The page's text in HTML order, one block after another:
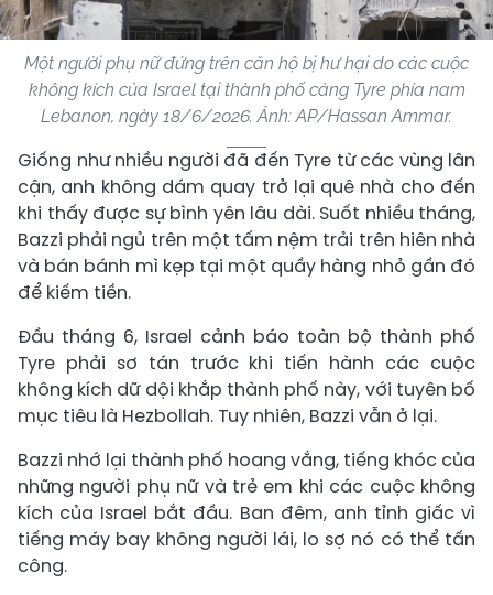
Một người phụ nữ đứng trên căn hộ bị hư hại do các cuộc
không kích của Israel tại thành phố cảng Tyre phía nam
Lebanon, ngày 18/6/2026. Ảnh: AP/Hassan Ammar.
Giống như nhiều người đã đến Tyre từ các vùng lân
cận, anh không dám quay trở lại quê nhà cho đến
khi thấy được sự bình yên lâu dài. Suốt nhiều tháng,
Bazzi phải ngủ trên một tấm nệm trải trên hiên nhà
và bán bánh mì kẹp tại một quầy hàng nhỏ gần đó
để kiếm tiền.
Đầu tháng 6, Israel cảnh báo toàn bộ thành phố
Tyre phải sơ tán trước khi tiến hành các cuộc
không kích dữ dội khắp thành phố này, với tuyên bố
mục tiêu là Hezbollah. Tuy nhiên, Bazzi vẫn ở lại.
Bazzi nhớ lại thành phố hoang vắng, tiếng khóc của
những người phụ nữ và trẻ em khi các cuộc không
kích của Israel bắt đầu. Ban đêm, anh tỉnh giấc vì
tiếng máy bay không người lái, lo sợ nó có thể tấn
công.